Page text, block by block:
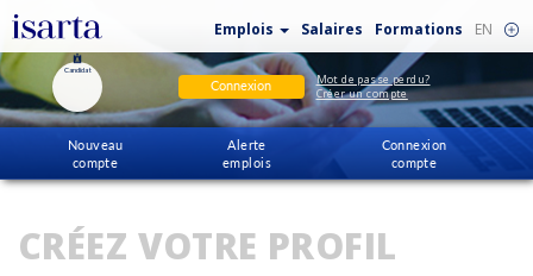
Emplois Salaires Formations EN
Candidat
Connexion
Mot de passe perdu?
Créer un compte
Nouveau
compte
Alerte
emplois
Connexion
compte
CRÉEZ VOTRE PROFIL